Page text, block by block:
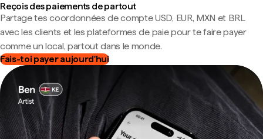
Reçois des paiements de partout
Partage tes coordonnées de compte USD, EUR, MXN et BRL
avec les clients et les plateformes de paie pour te faire payer
comme un local, partout dans le monde.
Fais-toi payer aujourd'hui